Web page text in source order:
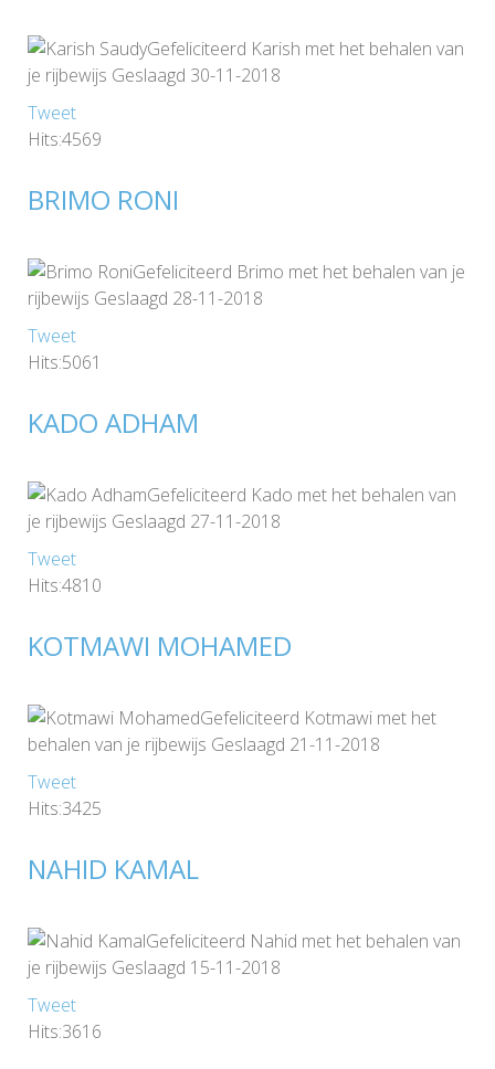
Gefeliciteerd Karish met het behalen van
je rijbewijs Geslaagd 30-11-2018
Tweet
Hits:4569
BRIMO RONI
Gefeliciteerd Brimo met het behalen van je
rijbewijs Geslaagd 28-11-2018
Tweet
Hits:5061
KADO ADHAM
Gefeliciteerd Kado met het behalen van
je rijbewijs Geslaagd 27-11-2018
Tweet
Hits:4810
KOTMAWI MOHAMED
Gefeliciteerd Kotmawi met het
behalen van je rijbewijs Geslaagd 21-11-2018
Tweet
Hits:3425
NAHID KAMAL
Gefeliciteerd Nahid met het behalen van
je rijbewijs Geslaagd 15-11-2018
Tweet
Hits:3616